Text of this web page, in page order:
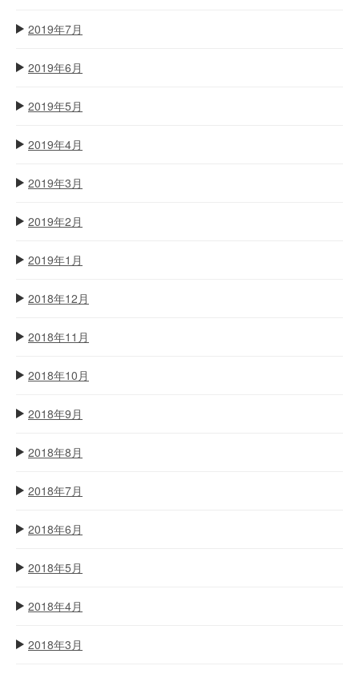
2019年7月
2019年6月
2019年5月
2019年4月
2019年3月
2019年2月
2019年1月
2018年12月
2018年11月
2018年10月
2018年9月
2018年8月
2018年7月
2018年6月
2018年5月
2018年4月
2018年3月